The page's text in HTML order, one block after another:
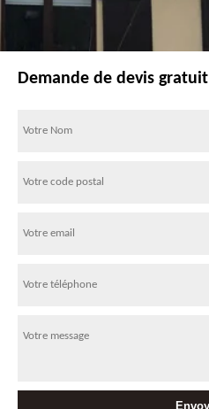
Demande de devis gratuit